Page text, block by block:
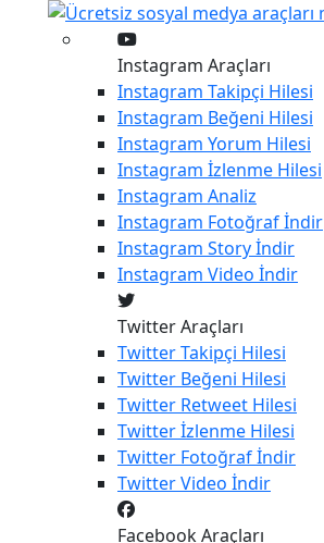
Instagram Araçları
Instagram Takipçi Hilesi
Instagram Beğeni Hilesi
Instagram Yorum Hilesi
Instagram İzlenme Hilesi
Instagram Analiz
Instagram Fotoğraf İndir
Instagram Story İndir
Instagram Video İndir
Twitter Araçları
TwitterTakipçi Hilesi
Twitter Beğeni Hilesi
Twitter Retweet Hilesi
Twitterİzlenme Hilesi
Twitter Fotoğraf İndir
TwitterVideo İndir
Facebook Araçları